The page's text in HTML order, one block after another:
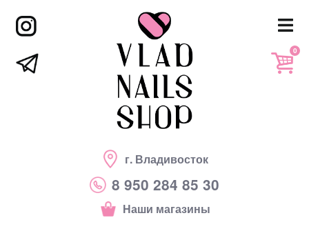
г. Владивосток
8 950 284 85 30
Наши магазины
0